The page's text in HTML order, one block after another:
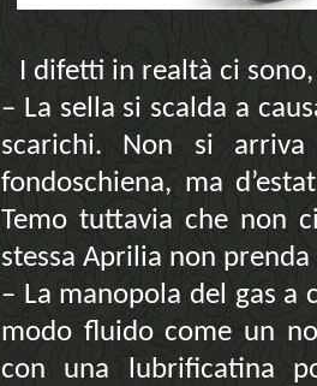
I difetti in realtà ci
– La sella si scalda a
scarichi. Non si arriva
fondoschiena, ma
Temo tuttavia che non
stessa Aprilia non
– La manopola del gas
modo fluido come un
con una lubrificatina